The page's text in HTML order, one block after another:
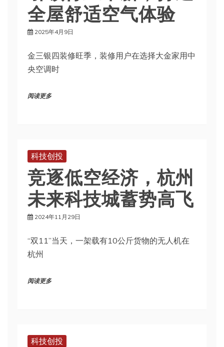
全屋舒适空气体验
2025年4月9日
金三银四装修旺季，装修用户在选择大金家用中
央空调时
阅读更多
科技创投
竞逐低空经济，杭州
未来科技城蓄势高飞
2024年11月29日
“双11”当天，一架载有10公斤货物的无人机在
杭州
阅读更多
科技创投